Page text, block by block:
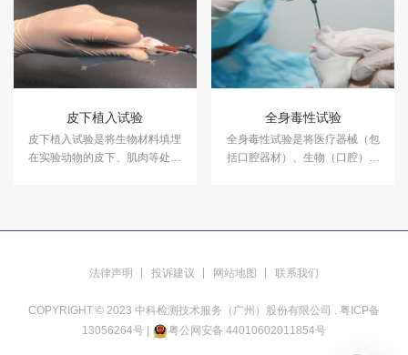
皮下植入试验
皮下植入试验是将生物材料填埋
在实验动物的皮下、肌肉等处，
植入材料的安全性研究。
全身毒性试验
全身毒性试验是将医疗器械（包
括口腔器材）、生物（口腔）材
后可产生的全身性损害作用。中
务。
法律声明 投诉建议 网站地图 联系我们
COPYRIGHT © 2023 中科检测技术服务（广州）股份有限公司 . 粤ICP备
13056264号 | 粤公网安备 44010602011854号